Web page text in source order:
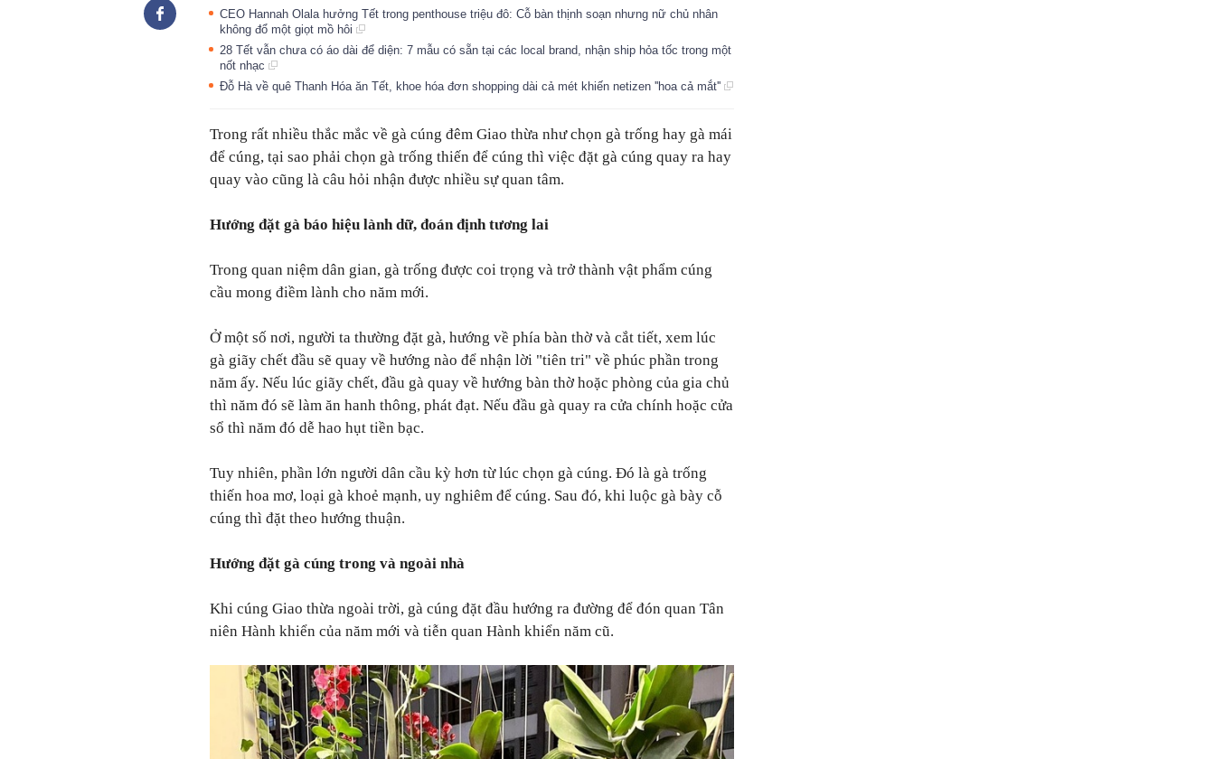
CEO Hannah Olala hưởng Tết trong penthouse triệu đô: Cỗ bàn thịnh soạn nhưng nữ chủ nhân
không đổ một giọt mồ hôi
28 Tết vẫn chưa có áo dài để diện: 7 mẫu có sẵn tại các local brand, nhận ship hỏa tốc trong một
nốt nhạc
Đỗ Hà về quê Thanh Hóa ăn Tết, khoe hóa đơn shopping dài cả mét khiến netizen ''hoa cả mắt''
Trong rất nhiều thắc mắc về gà cúng đêm Giao thừa như chọn gà trống hay gà mái
để cúng, tại sao phải chọn gà trống thiến để cúng thì việc đặt gà cúng quay ra hay
quay vào cũng là câu hỏi nhận được nhiều sự quan tâm.
Hướng đặt gà báo hiệu lành dữ, đoán định tương lai
Trong quan niệm dân gian, gà trống được coi trọng và trở thành vật phẩm cúng
cầu mong điềm lành cho năm mới.
Ở một số nơi, người ta thường đặt gà, hướng về phía bàn thờ và cắt tiết, xem lúc
gà giãy chết đầu sẽ quay về hướng nào để nhận lời "tiên tri" về phúc phần trong
năm ấy. Nếu lúc giãy chết, đầu gà quay về hướng bàn thờ hoặc phòng của gia chủ
thì năm đó sẽ làm ăn hanh thông, phát đạt. Nếu đầu gà quay ra cửa chính hoặc cửa
sổ thì năm đó dễ hao hụt tiền bạc.
Tuy nhiên, phần lớn người dân cầu kỳ hơn từ lúc chọn gà cúng. Đó là gà trống
thiến hoa mơ, loại gà khoẻ mạnh, uy nghiêm để cúng. Sau đó, khi luộc gà bày cỗ
cúng thì đặt theo hướng thuận.
Hướng đặt gà cúng trong và ngoài nhà
Khi cúng Giao thừa ngoài trời, gà cúng đặt đầu hướng ra đường để đón quan Tân
niên Hành khiển của năm mới và tiễn quan Hành khiển năm cũ.